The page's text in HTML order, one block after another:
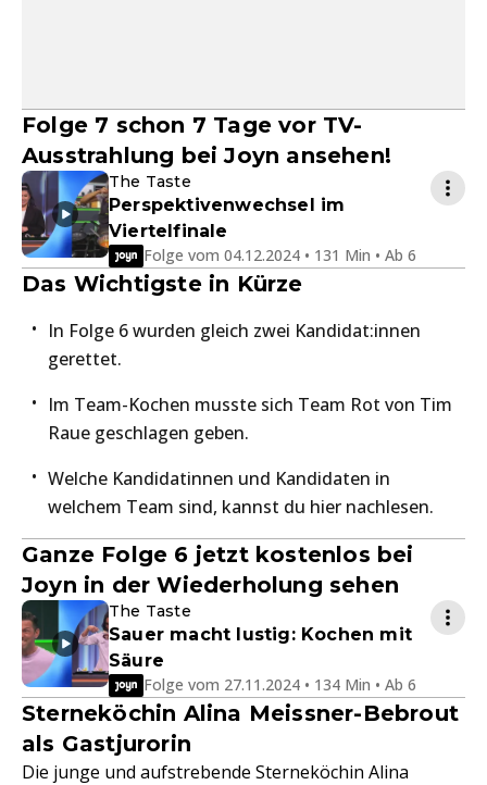
Folge 7 schon 7 Tage vor TV-
Ausstrahlung bei Joyn ansehen!
The Taste
Perspektivenwechsel im
Viertelfinale
Folge vom 04.12.2024 • 131 Min • Ab 6
Das Wichtigste in Kürze
In Folge 6 wurden gleich zwei Kandidat:innen
gerettet.
Im Team-Kochen musste sich Team Rot von Tim
Raue geschlagen geben.
Welche Kandidatinnen und Kandidaten in
welchem Team sind, kannst du hier nachlesen.
Ganze Folge 6 jetzt kostenlos bei
Joyn in der Wiederholung sehen
The Taste
Sauer macht lustig: Kochen mit
Säure
Folge vom 27.11.2024 • 134 Min • Ab 6
Sterneköchin Alina Meissner-Bebrout
als Gastjurorin
Die junge und aufstrebende Sterneköchin Alina